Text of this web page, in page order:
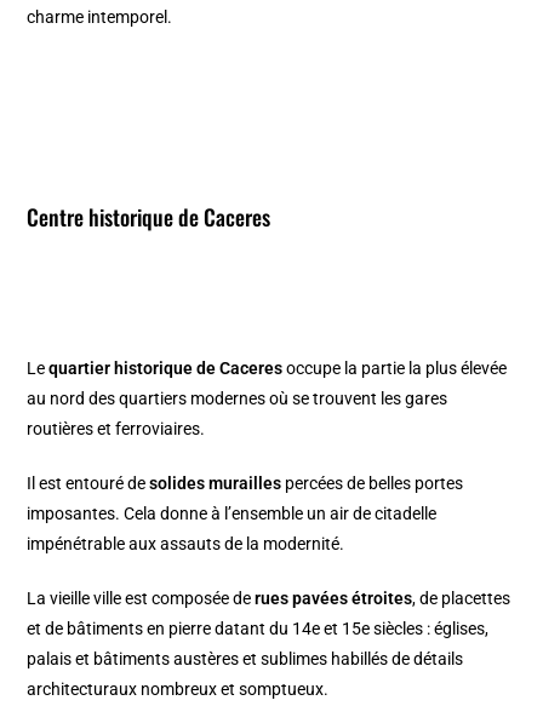
charme intemporel.
Centre historique de Caceres
Lequartier historique de Caceresoccupe la partie la plus élevée
au nord des quartiers modernes où se trouvent les gares
routières et ferroviaires.
Il est entouré desolides murailles percées de belles portes
imposantes. Cela donne à l’ensemble un air de citadelle
impénétrable aux assauts de la modernité.
La vieille ville est composée derues pavées étroites, de placettes
et de bâtiments en pierre datant du 14e et 15e siècles : églises,
palais et bâtiments austères et sublimes habillés de détails
architecturaux nombreux et somptueux.